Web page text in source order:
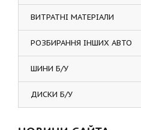
ВИТРАТНІ МАТЕРІАЛИ
РОЗБИРАННЯ ІНШИХ АВТО
ШИНИ Б/У
ДИСКИ Б/У